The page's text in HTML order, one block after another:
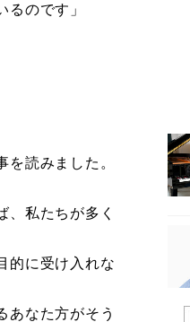
のです」
を読みました。
私たちが多く
的に受け入れな
あなた方がそう